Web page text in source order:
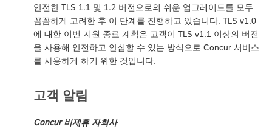
안전한 TLS 1.1 및 1.2 버전으로의 쉬운 업그레이드를 모두
꼼꼼하게 고려한 후 이 단계를 진행하고 있습니다. TLS v1.0
에 대한 이번 지원 종료 계획은 고객이 TLS v1.1 이상의 버전
을 사용해 안전하고 안심할 수 있는 방식으로 Concur 서비스
를 사용하게 하기 위한 것입니다.
고객 알림
Concur 비제휴 자회사